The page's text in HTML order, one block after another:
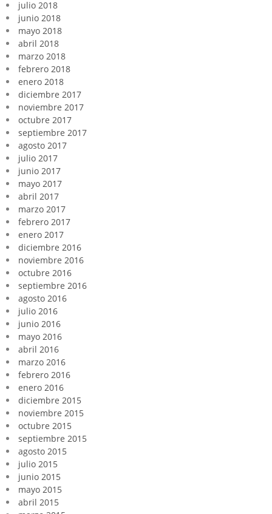
julio 2018
junio 2018
mayo 2018
abril 2018
marzo 2018
febrero 2018
enero 2018
diciembre 2017
noviembre 2017
octubre 2017
septiembre 2017
agosto 2017
julio 2017
junio 2017
mayo 2017
abril 2017
marzo 2017
febrero 2017
enero 2017
diciembre 2016
noviembre 2016
octubre 2016
septiembre 2016
agosto 2016
julio 2016
junio 2016
mayo 2016
abril 2016
marzo 2016
febrero 2016
enero 2016
diciembre 2015
noviembre 2015
octubre 2015
septiembre 2015
agosto 2015
julio 2015
junio 2015
mayo 2015
abril 2015